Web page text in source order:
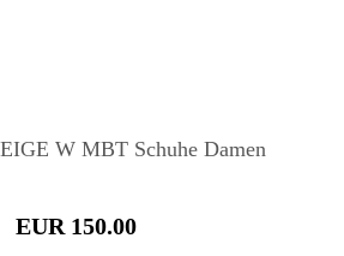
W MBT Schuhe Damen
EUR 150.00